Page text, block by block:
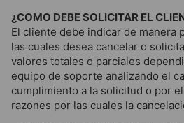
¿COMO DEBE SOLICITAR EL
El cliente debe indicar de manera
las cuales desea cancelar o
valores totales o parciales
equipo de soporte analizando el
cumplimiento a la solicitud o por
razones por las cuales la